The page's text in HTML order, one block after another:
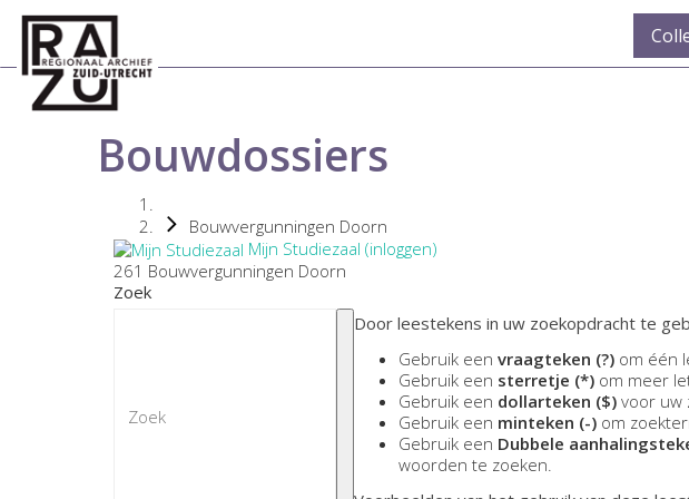
Bouwdossiers
Bouwvergunningen Doorn
Mijn Studiezaal (inloggen)
261 Bouwvergunningen Doorn
Zoek
Door leestekens in uw zoekopdracht te
Gebruik een vraagteken (?) om één
Gebruik een sterretje (*) om meer
Gebruik een dollarteken ($) voor uw
Gebruik een minteken (-) om
Gebruik een Dubbele
woorden te zoeken.